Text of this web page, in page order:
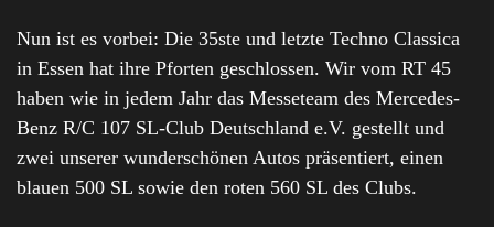
Nun ist es vorbei: Die 35ste und letzte Techno Classica
in Essen hat ihre Pforten geschlossen. Wir vom RT 45
haben wie in jedem Jahr das Messeteam des Mercedes-
Benz R/C 107 SL-Club Deutschland e.V. gestellt und
zwei unserer wunderschönen Autos präsentiert, einen
blauen 500 SL sowie den roten 560 SL des Clubs.